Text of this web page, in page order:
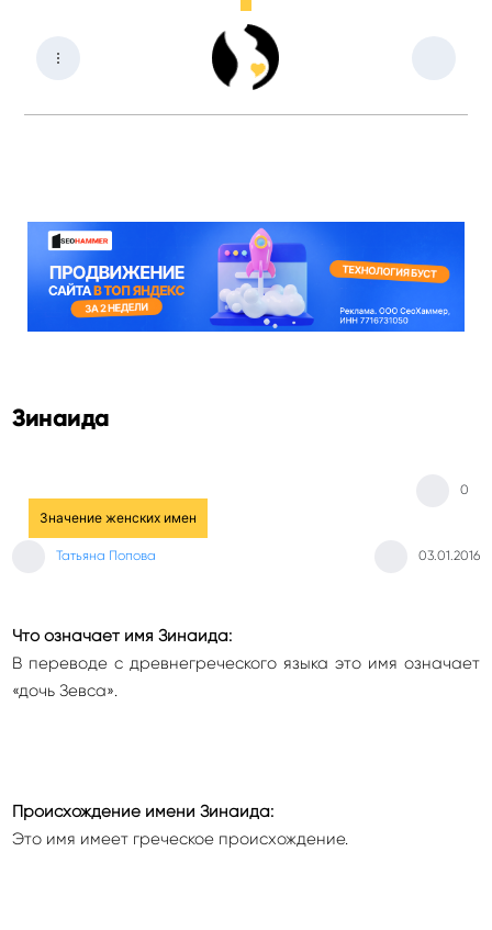
Зинаида
Значение женских имен
Татьяна Попова 03.01.2016
0
Что означает имя Зинаида:
В переводе с древнегреческого языка это имя означает
«дочь Зевса».
Происхождение имени Зинаида:
Это имя имеет греческое происхождение.